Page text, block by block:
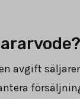
avgift